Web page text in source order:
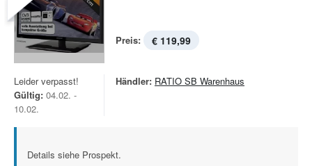
Preis: € 119,99
Leider verpasst!
Gültig: 04.02. -
10.02.
Händler: RATIO SB Warenhaus
Details siehe Prospekt.